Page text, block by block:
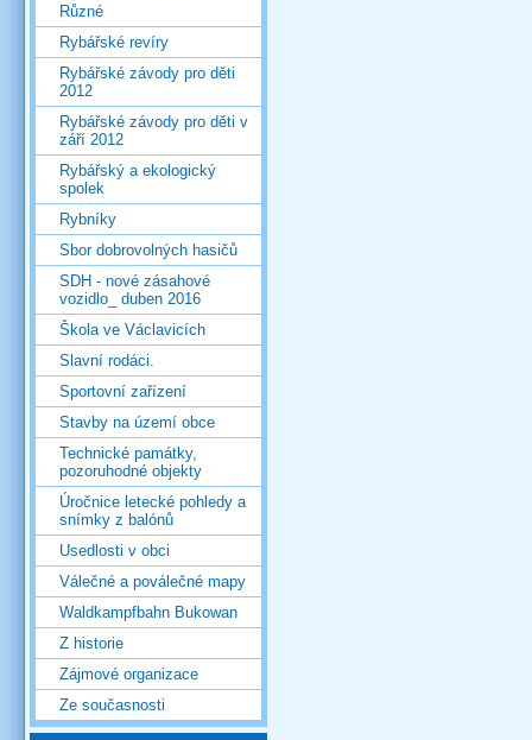
Různé
Rybářské revíry
Rybářské závody pro děti
2012
Rybářské závody pro děti v
září 2012
Rybářský a ekologický
spolek
Rybníky
Sbor dobrovolných hasičů
SDH - nové zásahové
vozidlo_ duben 2016
Škola ve Václavicích
Slavní rodáci.
Sportovní zařízení
Stavby na území obce
Technické památky,
pozoruhodné objekty
Úročnice letecké pohledy a
snímky z balónů
Usedlosti v obci
Válečné a poválečné mapy
Waldkampfbahn Bukowan
Z historie
Zájmové organizace
Ze současnosti